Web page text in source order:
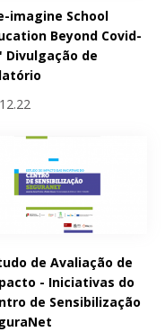
imagine School
Beyond Covid-
Divulgação de
de Avaliação de
- Iniciativas do
de Sensibilização